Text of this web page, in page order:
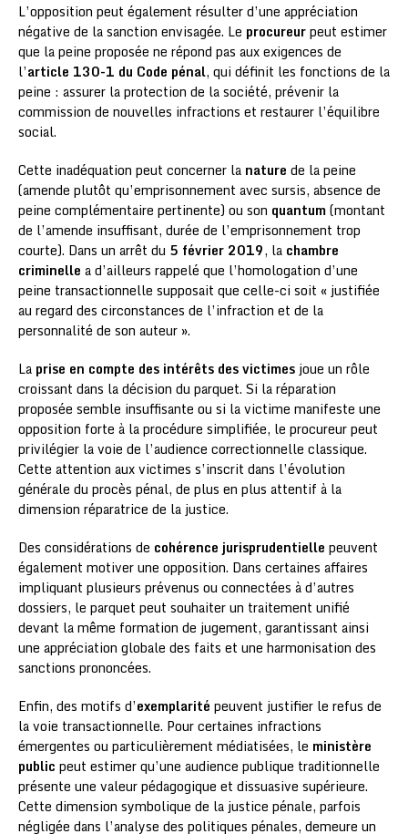
L’opposition peut également résulter d’une appréciation
négative de la sanction envisagée. Le procureurpeut estimer
que la peine proposée ne répond pas aux exigences de
l’article 130-1 du Code pénal, qui définit les fonctions de la
peine : assurer la protection de la société, prévenir la
commission de nouvelles infractions et restaurer l’équilibre
social.
Cette inadéquation peut concerner la nature de la peine
(amende plutôt qu’emprisonnement avec sursis, absence de
peine complémentaire pertinente) ou son quantum(montant
de l’amende insuffisant, durée de l’emprisonnement trop
courte). Dans un arrêt du 5 février 2019, la chambre
criminelle a d’ailleurs rappelé que l’homologation d’une
peine transactionnelle supposait que celle-ci soit « justifiée
au regard des circonstances de l’infraction et de la
personnalité de son auteur ».
La prise en compte des intérêts des victimes joue un rôle
croissant dans la décision du parquet. Si la réparation
proposée semble insuffisante ou si la victime manifeste une
opposition forte à la procédure simplifiée, le procureur peut
privilégier la voie de l’audience correctionnelle classique.
Cette attention aux victimes s’inscrit dans l’évolution
générale du procès pénal, de plus en plus attentif à la
dimension réparatrice de la justice.
Des considérations de cohérence jurisprudentielle peuvent
également motiver une opposition. Dans certaines affaires
impliquant plusieurs prévenus ou connectées à d’autres
dossiers, le parquet peut souhaiter un traitement unifié
devant la même formation de jugement, garantissant ainsi
une appréciation globale des faits et une harmonisation des
sanctions prononcées.
Enfin, des motifs d’exemplarité peuvent justifier le refus de
la voie transactionnelle. Pour certaines infractions
émergentes ou particulièrement médiatisées, le ministère
public peut estimer qu’une audience publique traditionnelle
présente une valeur pédagogique et dissuasive supérieure.
Cette dimension symbolique de la justice pénale, parfois
négligée dans l’analyse des politiques pénales, demeure un